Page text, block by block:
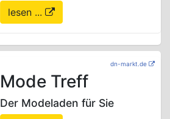
lesen ...
dn-markt.de
Mode Treff
Der Modeladen für Sie